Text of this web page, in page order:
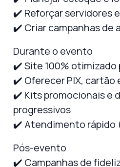
✔️ Reforçar servidores
✔️ Criar campanhas de
Durante o evento
✔️ Site 100% otimizado
✔️ Oferecer PIX, cartão
✔️ Kits promocionais e
progressivos
✔️ Atendimento rápido
Pós-evento
✔️ Campanhas de